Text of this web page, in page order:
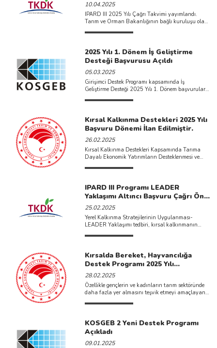
10.04.2025
IPARD III 2025 Yılı Çağrı Takvimi yayımlandı.
Tarım ve Orman Bakanlığının bağlı kuruluşu olan
2025 Yılı 1. Dönem İş Geliştirme
Desteği Başvurusu Açıldı
05.03.2025
Girişimci Destek Programı kapsamında İş
Geliştirme Desteği 2025 Yılı 1. Dönem başvuruları
Kırsal Kalkınma Destekleri 2025 Yılı
Başvuru Dönemi İlan Edilmiştir.
26.02.2025
Kırsal Kalkınma Destekleri Kapsamında Tarıma
Dayalı Ekonomik Yatırımların Desteklenmesi ve
IPARD III Programı LEADER
Yaklaşımı Altıncı Başvuru Çağrı Ön
Duyurusu Yayımlanmıştır.
25.02.2025
Yerel Kalkınma Stratejilerinin Uygulanması-
LEADER Yaklaşımı tedbiri, kırsal kalkınmanın
Kırsalda Bereket, Hayvancılığa
Destek Programı 2025 Yılı
Başvuruları Başladı.
28.02.2025
Özellikle gençlerin ve kadınların tarım sektöründe
daha fazla yer almasını teşvik etmeyi amaçlayan
KOSGEB 2 Yeni Destek Programı
Açıkladı
09.01.2025